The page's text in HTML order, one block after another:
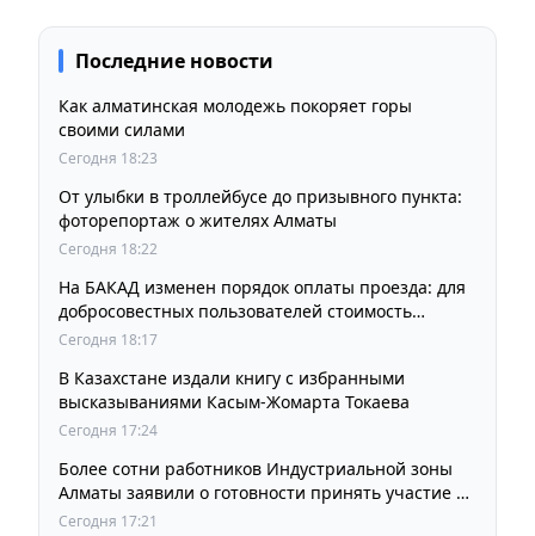
Последние новости
Как алматинская молодежь покоряет горы
своими силами
Сегодня 18:23
От улыбки в троллейбусе до призывного пункта:
фоторепортаж о жителях Алматы
Сегодня 18:22
На БАКАД изменен порядок оплаты проезда: для
добросовестных пользователей стоимость
остается прежней
Сегодня 18:17
В Казахстане издали книгу с избранными
высказываниями Касым-Жомарта Токаева
Сегодня 17:24
Более сотни работников Индустриальной зоны
Алматы заявили о готовности принять участие в
выборах членов Курылтая
Сегодня 17:21